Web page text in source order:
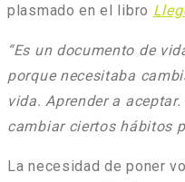
plasmado en el libro
“Es un documento de
porque necesitaba
vida. Aprender a
cambiar ciertos hábitos
La necesidad de poner